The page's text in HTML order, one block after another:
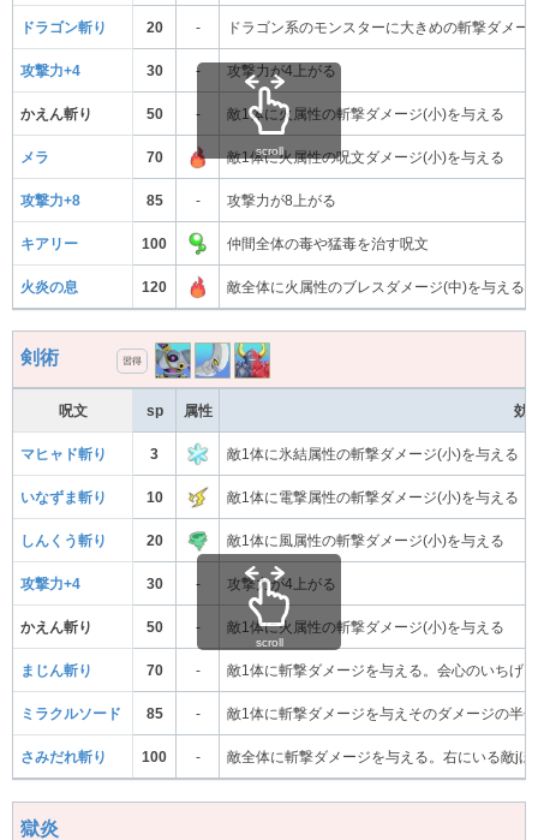
ドラゴン斬り 20 - ドラゴン系のモンスターに大きめの斬撃ダメー
攻撃力+4 30 - 攻撃力が4上がる
かえん斬り 50 - 敵1体に火属性の斬撃ダメージ(小)を与える
メラ 70 敵1体に火属性の呪文ダメージ(小)を与える
攻撃力+8 85 - 攻撃力が8上がる
キアリー 100 仲間全体の毒や猛毒を治す呪文
火炎の息 120 敵全体に火属性のブレスダメージ(中)を与える
scroll
剣術 習得
呪文 sp 属性 効
マヒャド斬り 3 敵1体に氷結属性の斬撃ダメージ(小)を与える
いなずま斬り 10 敵1体に電撃属性の斬撃ダメージ(小)を与える
しんくう斬り 20 敵1体に風属性の斬撃ダメージ(小)を与える
攻撃力+4 30 - 攻撃力が4上がる
かえん斬り 50 - 敵1体に火属性の斬撃ダメージ(小)を与える
まじん斬り 70 - 敵1体に斬撃ダメージを与える。会心のいちげ
ミラクルソード 85 - 敵1体に斬撃ダメージを与えそのダメージの半
さみだれ斬り 100 - 敵全体に斬撃ダメージを与える。右にいる敵j
scroll
獄炎